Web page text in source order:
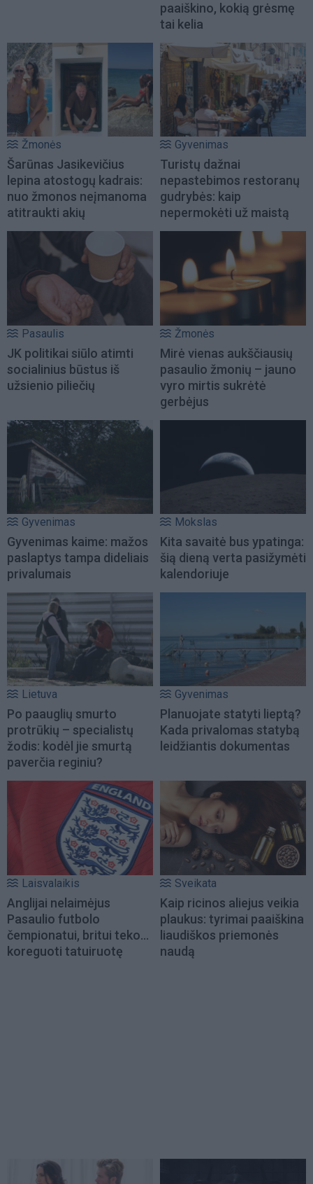
paaiškino, kokią grėsmę
tai kelia
Žmonės
Šarūnas Jasikevičius
lepina atostogų kadrais:
nuo žmonos neįmanoma
atitraukti akių
Gyvenimas
Turistų dažnai
nepastebimos restoranų
gudrybės: kaip
nepermokėti už maistą
Pasaulis
JK politikai siūlo atimti
socialinius būstus iš
užsienio piliečių
Žmonės
Mirė vienas aukščiausių
pasaulio žmonių – jauno
vyro mirtis sukrėtė
gerbėjus
Gyvenimas
Gyvenimas kaime: mažos
paslaptys tampa dideliais
privalumais
Mokslas
Kita savaitė bus ypatinga:
šią dieną verta pasižymėti
kalendoriuje
Lietuva
Po paauglių smurto
protrūkių – specialistų
žodis: kodėl jie smurtą
paverčia reginiu?
Gyvenimas
Planuojate statyti lieptą?
Kada privalomas statybą
leidžiantis dokumentas
Laisvalaikis
Anglijai nelaimėjus
Pasaulio futbolo
čempionatui, britui teko...
koreguoti tatuiruotę
Sveikata
Kaip ricinos aliejus veikia
plaukus: tyrimai paaiškina
liaudiškos priemonės
naudą